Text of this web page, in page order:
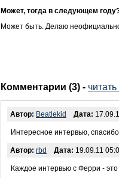
Может, тогда в следующем
Может быть. Делаю
Комментарии (3) -
Автор: Beatlekid Дата:
Интересное интервью,
Автор: rbd Дата: 19.09.11
Каждое интервью с Ферри -